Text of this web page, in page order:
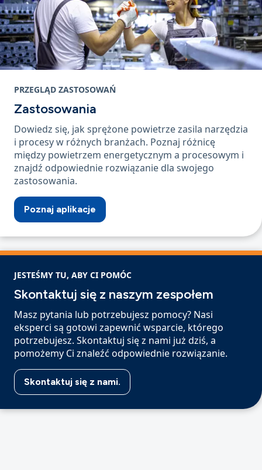
PRZEGLĄD ZASTOSOWAŃ
Zastosowania
Dowiedz się, jak sprężone powietrze zasila narzędzia
i procesy w różnych branżach. Poznaj różnicę
między powietrzem energetycznym a procesowym i
znajdź odpowiednie rozwiązanie dla swojego
zastosowania.
Poznaj aplikacje
JESTEŚMY TU, ABY CI POMÓC
Skontaktuj się z naszym zespołem
Masz pytania lub potrzebujesz pomocy? Nasi
eksperci są gotowi zapewnić wsparcie, którego
potrzebujesz. Skontaktuj się z nami już dziś, a
pomożemy Ci znaleźć odpowiednie rozwiązanie.
Skontaktuj się z nami.